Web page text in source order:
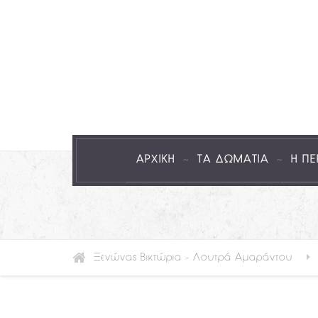
ΑΡΧΙΚΗ ΤΑ ΔΩΜΑΤΙΑ Η
Ξενώνας Βικτώρια - Λουτρά Αμαράντου